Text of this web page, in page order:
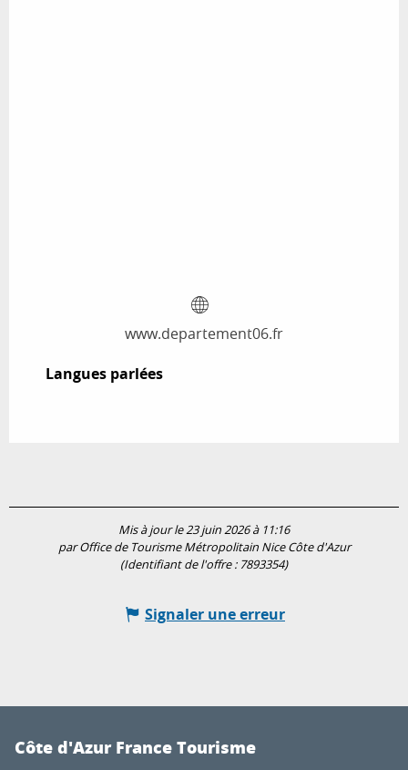
www.departement06.fr
Langues parlées
Langues parlées
Mis à jour le 23 juin 2026 à 11:16
par Office de Tourisme Métropolitain Nice Côte d'Azur
(Identifiant de l'offre : 7893354)
Signaler une erreur
Côte d'Azur France Tourisme